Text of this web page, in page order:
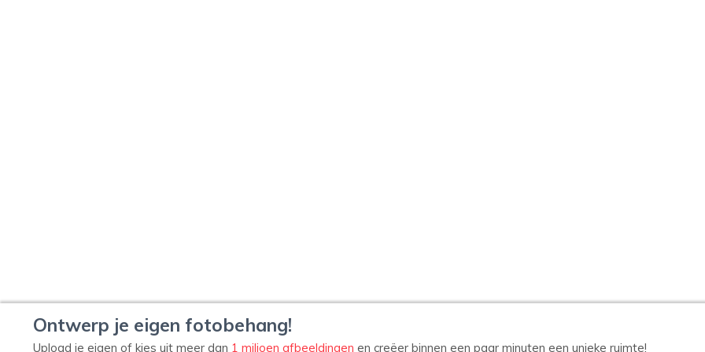
Ontwerp je eigen fotobehang!
Upload je eigen of kies uit meer dan 1 miljoen afbeeldingen en creëer binnen een paar minuten een unieke ruimte!